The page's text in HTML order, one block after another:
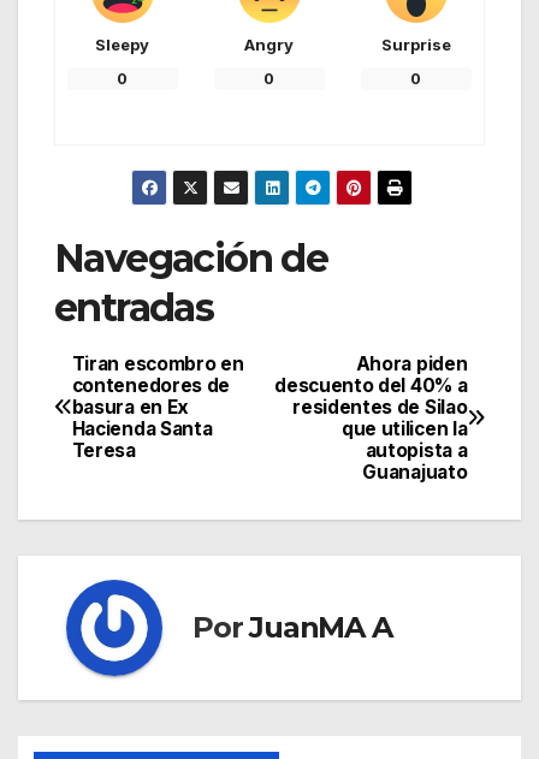
Sleepy
0
Angry
0
Surprise
0
Navegación de
entradas
Ahora piden
descuento del 40% a
residentes de Silao
que utilicen la
autopista a
Guanajuato
Tiran escombro en
contenedores de
basura en Ex
Hacienda Santa
Teresa
PorJuanMA A